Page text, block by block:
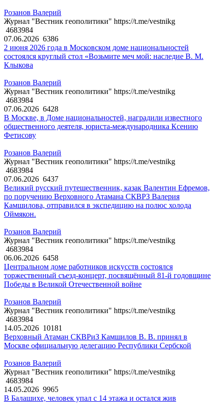
Розанов Валерий
Журнал "Вестник геополитики" https://t.me/vestnikg
4683984
07.06.2026 6386
2 июня 2026 года в Московском доме национальностей
состоялся круглый стол «Возьмите меч мой: наследие В. М.
Клыкова
Розанов Валерий
Журнал "Вестник геополитики" https://t.me/vestnikg
4683984
07.06.2026 6428
В Москве, в Доме национальностей, наградили известного
общественного деятеля, юриста-международника Ксению
Фетисову
Розанов Валерий
Журнал "Вестник геополитики" https://t.me/vestnikg
4683984
07.06.2026 6437
Великий русский путешественник, казак Валентин Ефремов,
по поручению Верховного Атамана СКВРЗ Валерия
Камшилова, отправился в экспедицию на полюс холода
Оймякон.
Розанов Валерий
Журнал "Вестник геополитики" https://t.me/vestnikg
4683984
06.06.2026 6458
Центральном доме работников искусств состоялся
торжественный съезд-концерт, посвящённый 81-й годовщине
Победы в Великой Отечественной войне
Розанов Валерий
Журнал "Вестник геополитики" https://t.me/vestnikg
4683984
14.05.2026 10181
Верховный Атаман СКВРиЗ Камшилов В. В. принял в
Москве официальную делегацию Республики Сербской
Розанов Валерий
Журнал "Вестник геополитики" https://t.me/vestnikg
4683984
14.05.2026 9965
В Балашихе, человек упал с 14 этажа и остался жив